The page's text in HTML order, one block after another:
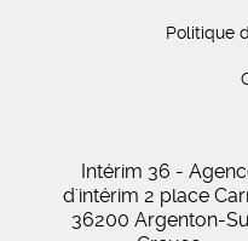
Politique
Intérim 36 -
d'intérim 2 place
36200 Argenton-